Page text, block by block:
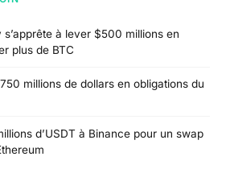
à lever $500 millions en
plus de BTC
millions de dollars en obligations du
d’USDT à Binance pour un swap